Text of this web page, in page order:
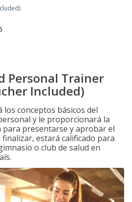
Personal Trainer
Included)
los conceptos básicos del
y le proporcionará la
presentarse y aprobar el
finalizar, estará calificado para
o club de salud en